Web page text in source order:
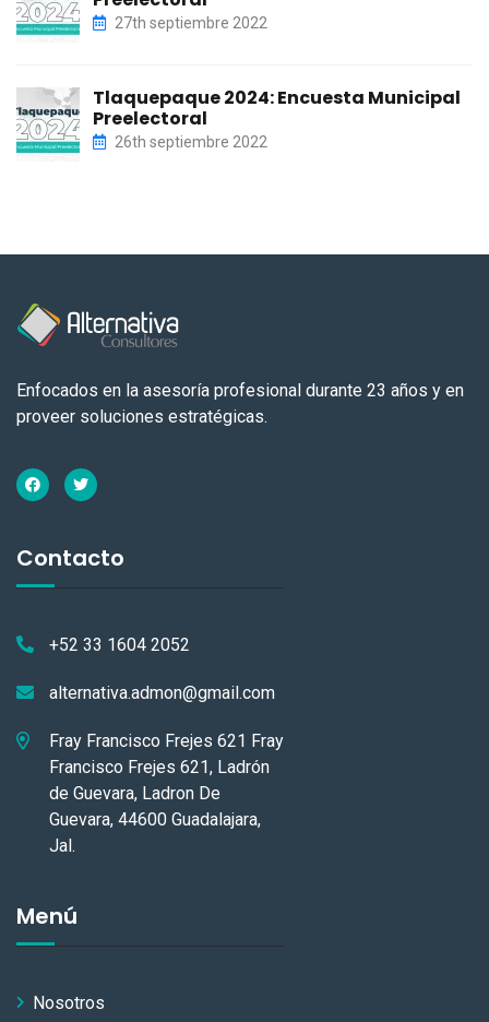
27th septiembre 2022
Tlaquepaque 2024: Encuesta Municipal
Preelectoral
26th septiembre 2022
Enfocados en la asesoría profesional durante 23 años y en
proveer soluciones estratégicas.
Contacto
+52 33 1604 2052
alternativa.admon@gmail.com
Fray Francisco Frejes 621 Fray
Francisco Frejes 621, Ladrón
de Guevara, Ladron De
Guevara, 44600 Guadalajara,
Jal.
Menú
Nosotros